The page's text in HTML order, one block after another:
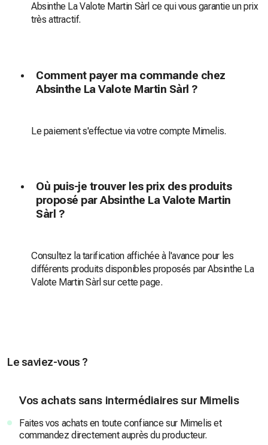
Absinthe La Valote Martin Sàrl ce qui vous garantie un prix
très attractif.
Comment payer ma commande chez
Absinthe La Valote Martin Sàrl ?
Le paiement s'effectue via votre compte Mimelis.
Où puis-je trouver les prix des produits
proposé par Absinthe La Valote Martin
Sàrl ?
Consultez la tarification affichée à l'avance pour les
différents produits disponibles proposés par Absinthe La
Valote Martin Sàrl sur cette page.
Le saviez-vous ?
Vos achats sans intermédiaires sur Mimelis
Faites vos achats en toute confiance sur Mimelis et
commandez directement auprès du producteur.